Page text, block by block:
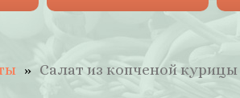
Салат из копченой